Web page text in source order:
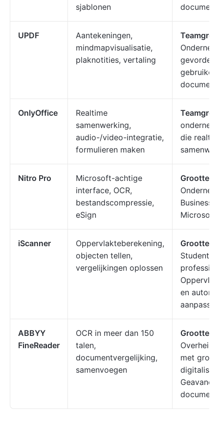
sjablonen
UPDF
Aantekeningen,
mindmapvisualisatie,
plaknotities, vertaling
OnlyOffice
Realtime
samenwerking,
audio-/video-integratie,
formulieren maken
die
Nitro Pro
Microsoft-achtige
interface, OCR,
bestandscompressie,
eSign
Grootte
Business-
Microsoft
iScanner
Oppervlakteberekening,
objecten tellen,
vergelijkingen oplossen
Grootte
en
aanpassen
ABBYY
FineReader
OCR in meer dan 150
talen,
documentvergelijking,
samenvoegen
Grootte
Overheid
met grote